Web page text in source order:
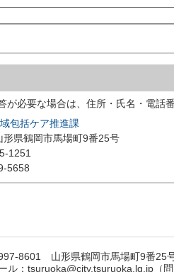
が必要な場合は、住所・氏名・電話
包括ケア推進課
形県鶴岡市馬場町9番25号
1251
5658
8601 山形県鶴岡市馬場町9番
ル：tsuruoka@city.tsuruoka.lg.jp（問